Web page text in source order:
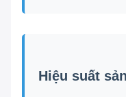
Hiệu suất